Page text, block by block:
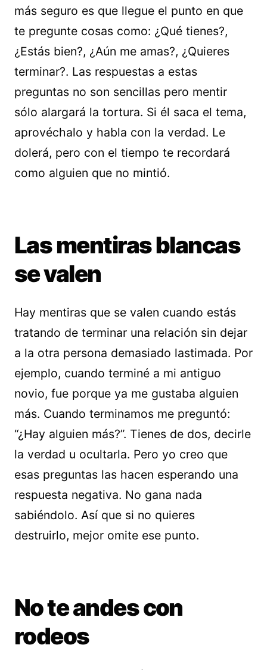
más seguro es que llegue el punto en que
te pregunte cosas como: ¿Qué tienes?,
¿Estás bien?, ¿Aún me amas?, ¿Quieres
terminar?. Las respuestas a estas
preguntas no son sencillas pero mentir
sólo alargará la tortura. Si él saca el tema,
aprovéchalo y habla con la verdad. Le
dolerá, pero con el tiempo te recordará
como alguien que no mintió.
Las mentiras blancas
se valen
Hay mentiras que se valen cuando estás
tratando de terminar una relación sin dejar
a la otra persona demasiado lastimada. Por
ejemplo, cuando terminé a mi antiguo
novio, fue porque ya me gustaba alguien
más. Cuando terminamos me preguntó:
“¿Hay alguien más?”. Tienes de dos, decirle
la verdad u ocultarla. Pero yo creo que
esas preguntas las hacen esperando una
respuesta negativa. No gana nada
sabiéndolo. Así que si no quieres
destruirlo, mejor omite ese punto.
No te andes con
rodeos